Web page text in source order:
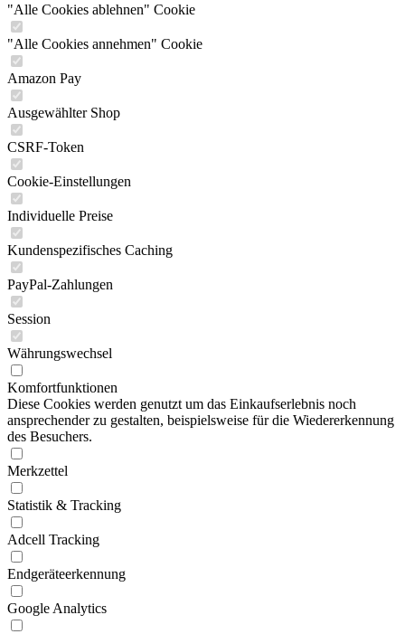
"Alle Cookies ablehnen" Cookie
"Alle Cookies annehmen" Cookie
Amazon Pay
Ausgewählter Shop
CSRF-Token
Cookie-Einstellungen
Individuelle Preise
Kundenspezifisches Caching
PayPal-Zahlungen
Session
Währungswechsel
Komfortfunktionen
Diese Cookies werden genutzt um das Einkaufserlebnis noch
ansprechender zu gestalten, beispielsweise für die Wiedererkennung
des Besuchers.
Merkzettel
Statistik & Tracking
Adcell Tracking
Endgeräteerkennung
Google Analytics